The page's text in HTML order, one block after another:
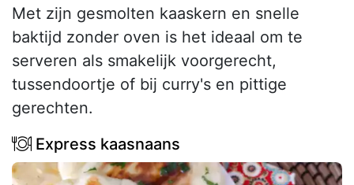
Met zijn gesmolten kaaskern en snelle
baktijd zonder oven is het ideaal om te
serveren als smakelijk voorgerecht,
tussendoortje of bij curry's en pittige
gerechten.
Express kaasnaans